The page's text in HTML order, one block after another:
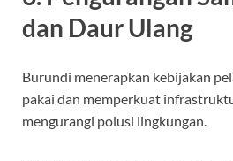
dan Daur Ulang
Burundi menerapkan kebijakan
pakai dan memperkuat
mengurangi polusi lingkungan.